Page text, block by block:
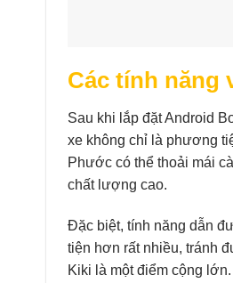
Các tính năng
Sau khi lắp đặt Android
xe không chỉ là phương
Phước có thể thoải mái
chất lượng cao.
Đặc biệt, tính năng dẫn
tiện hơn rất nhiều, tránh
Kiki là một điểm cộng